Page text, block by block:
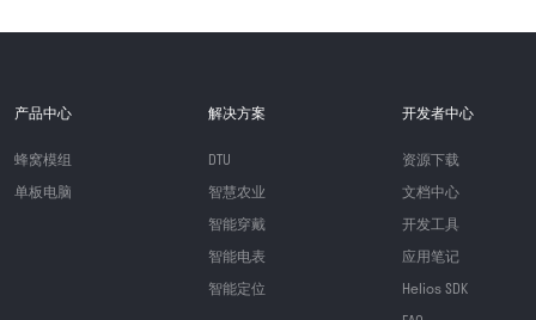
产品中心
蜂窝模组
单板电脑
解决方案
DTU
智慧农业
智能穿戴
智能电表
智能定位
开发者中心
资源下载
文档中心
开发工具
应用笔记
Helios SDK